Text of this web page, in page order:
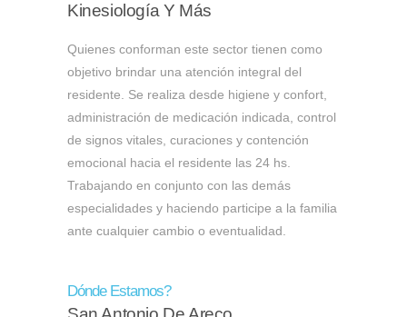
Kinesiología Y Más
Quienes conforman este sector tienen como
objetivo brindar una atención integral del
residente. Se realiza desde higiene y confort,
administración de medicación indicada, control
de signos vitales, curaciones y contención
emocional hacia el residente las 24 hs.
Trabajando en conjunto con las demás
especialidades y haciendo participe a la familia
ante cualquier cambio o eventualidad.
Dónde Estamos?